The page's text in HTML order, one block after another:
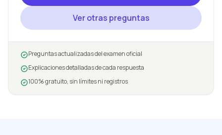
Ver otras preguntas
Preguntas actualizadas del examen oficial
Explicaciones detalladas de cada respuesta
100% gratuito, sin límites ni registros